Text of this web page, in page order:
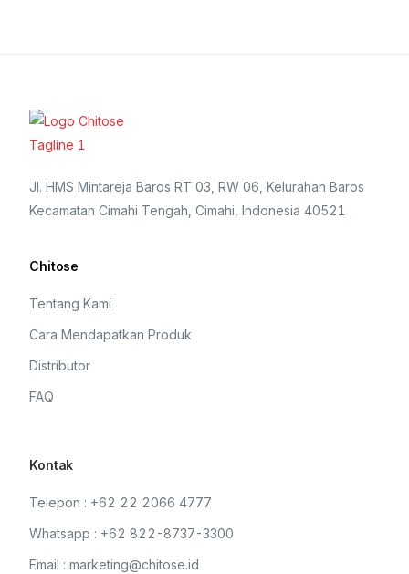
Jl. HMS Mintareja Baros RT 03, RW 06, Kelurahan Baros
Kecamatan Cimahi Tengah, Cimahi, Indonesia 40521
Chitose
Tentang Kami
Cara Mendapatkan Produk
Distributor
FAQ
Kontak
Telepon : +62 22 2066 4777
Whatsapp : +62 822-8737-3300
Email : marketing@chitose.id